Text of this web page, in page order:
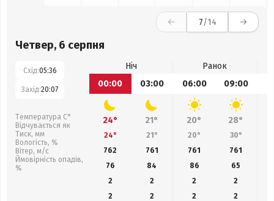
7/14
Четвер, 6 серпня
Схід:05:36
Захід:20:07
Температура С°
Відчувається як
Тиск, мм
Вологість, %
Вітер, м/с
Ймовірність опадів,
%
Ніч
Ранок
00:00
03:00 06:00 09:00
24° 21° 20° 28°
24° 21° 20° 30°
762
761 761 761
76
84 86 65
2
2 2
2
2
2 2 2